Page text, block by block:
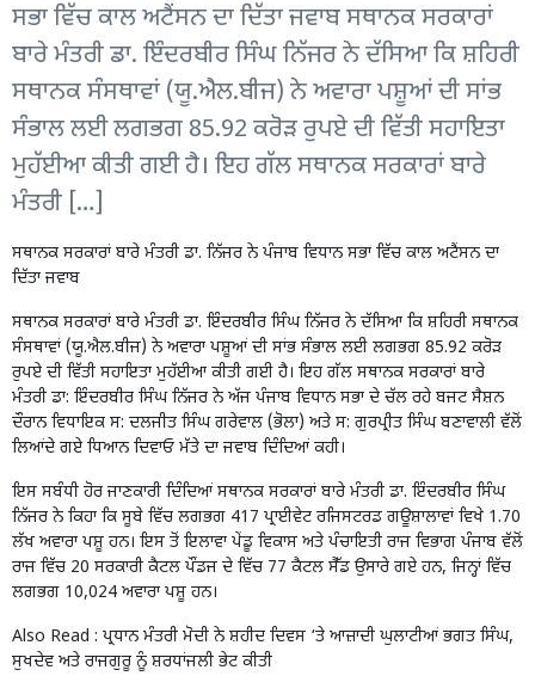
ਸਭਾ ਵਿੱਚ ਕਾਲ ਅਟੈਂਸਨ ਦਾ ਦਿੱਤਾ ਜਵਾਬ ਸਥਾਨਕ ਸਰਕਾਰਾਂ
ਬਾਰੇ ਮੰਤਰੀ ਡਾ. ਇੰਦਰਬੀਰ ਸਿੰਘ ਨਿੱਜਰ ਨੇ ਦੱਸਿਆ ਕਿ ਸ਼ਹਿਰੀ
ਸਥਾਨਕ ਸੰਸਥਾਵਾਂ (ਯੂ.ਐਲ.ਬੀਜ) ਨੇ ਅਵਾਰਾ ਪਸ਼ੂਆਂ ਦੀ ਸਾਂਭ
ਸੰਭਾਲ ਲਈ ਲਗਭਗ 85.92 ਕਰੋੜ ਰੁਪਏ ਦੀ ਵਿੱਤੀ ਸਹਾਇਤਾ
ਮੁਹੱਈਆ ਕੀਤੀ ਗਈ ਹੈ। ਇਹ ਗੱਲ ਸਥਾਨਕ ਸਰਕਾਰਾਂ ਬਾਰੇ
ਮੰਤਰੀ […]
ਸਥਾਨਕ ਸਰਕਾਰਾਂ ਬਾਰੇ ਮੰਤਰੀ ਡਾ. ਨਿੱਜਰ ਨੇ ਪੰਜਾਬ ਵਿਧਾਨ ਸਭਾ ਵਿੱਚ ਕਾਲ ਅਟੈਂਸਨ ਦਾ
ਦਿੱਤਾ ਜਵਾਬ
ਸਥਾਨਕ ਸਰਕਾਰਾਂ ਬਾਰੇ ਮੰਤਰੀ ਡਾ. ਇੰਦਰਬੀਰ ਸਿੰਘ ਨਿੱਜਰ ਨੇ ਦੱਸਿਆ ਕਿ ਸ਼ਹਿਰੀ ਸਥਾਨਕ
ਸੰਸਥਾਵਾਂ (ਯੂ.ਐਲ.ਬੀਜ) ਨੇ ਅਵਾਰਾ ਪਸ਼ੂਆਂ ਦੀ ਸਾਂਭ ਸੰਭਾਲ ਲਈ ਲਗਭਗ 85.92 ਕਰੋੜ
ਰੁਪਏ ਦੀ ਵਿੱਤੀ ਸਹਾਇਤਾ ਮੁਹੱਈਆ ਕੀਤੀ ਗਈ ਹੈ। ਇਹ ਗੱਲ ਸਥਾਨਕ ਸਰਕਾਰਾਂ ਬਾਰੇ
ਮੰਤਰੀ ਡਾ: ਇੰਦਰਬੀਰ ਸਿੰਘ ਨਿੱਜਰ ਨੇ ਅੱਜ ਪੰਜਾਬ ਵਿਧਾਨ ਸਭਾ ਦੇ ਚੱਲ ਰਹੇ ਬਜਟ ਸੈਸ਼ਨ
ਦੌਰਾਨ ਵਿਧਾਇਕ ਸ: ਦਲਜੀਤ ਸਿੰਘ ਗਰੇਵਾਲ (ਭੋਲਾ) ਅਤੇ ਸ: ਗੁਰਪ੍ਰੀਤ ਸਿੰਘ ਬਣਾਵਾਲੀ ਵੱਲੋਂ
ਲਿਆਂਦੇ ਗਏ ਧਿਆਨ ਦਿਵਾਓ ਮੱਤੇ ਦਾ ਜਵਾਬ ਦਿੰਦਿਆਂ ਕਹੀ।
ਇਸ ਸਬੰਧੀ ਹੋਰ ਜਾਣਕਾਰੀ ਦਿੰਦਿਆਂ ਸਥਾਨਕ ਸਰਕਾਰਾਂ ਬਾਰੇ ਮੰਤਰੀ ਡਾ. ਇੰਦਰਬੀਰ ਸਿੰਘ
ਨਿੱਜਰ ਨੇ ਕਿਹਾ ਕਿ ਸੂਬੇ ਵਿੱਚ ਲਗਭਗ 417 ਪ੍ਰਾਈਵੇਟ ਰਜਿਸਟਰਡ ਗਊਸ਼ਾਲਾਵਾਂ ਵਿਖੇ 1.70
ਲੱਖ ਅਵਾਰਾ ਪਸ਼ੂ ਹਨ। ਇਸ ਤੋਂ ਇਲਾਵਾ ਪੇਂਡੂ ਵਿਕਾਸ ਅਤੇ ਪੰਚਾਇਤੀ ਰਾਜ ਵਿਭਾਗ ਪੰਜਾਬ ਵੱਲੋਂ
ਰਾਜ ਵਿੱਚ 20 ਸਰਕਾਰੀ ਕੈਟਲ ਪੌਂਡਜ ਦੇ ਵਿੱਚ 77 ਕੈਟਲ ਸੈੱਡ ਉਸਾਰੇ ਗਏ ਹਨ, ਜਿਨ੍ਹਾਂ ਵਿੱਚ
ਲਗਭਗ 10,024 ਅਵਾਰਾ ਪਸ਼ੂ ਹਨ।
Also Read : ਪ੍ਰਧਾਨ ਮੰਤਰੀ ਮੋਦੀ ਨੇ ਸ਼ਹੀਦ ਦਿਵਸ ‘ਤੇ ਆਜ਼ਾਦੀ ਘੁਲਾਟੀਆਂ ਭਗਤ ਸਿੰਘ,
ਸੁਖਦੇਵ ਅਤੇ ਰਾਜਗੁਰੂ ਨੂੰ ਸ਼ਰਧਾਂਜਲੀ ਭੇਟ ਕੀਤੀ